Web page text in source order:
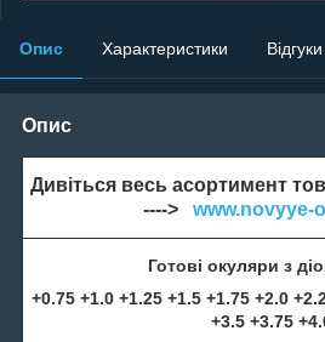
Опис Характеристики
Опис
Дивіться весь асортимент
----> www.novyye-
Готові окуляри з
+0.75 +1.0 +1.25 +1.5 +1.75 +2.0
+3.5 +3.75